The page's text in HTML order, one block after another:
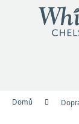
Domů
Zpět
Zpět